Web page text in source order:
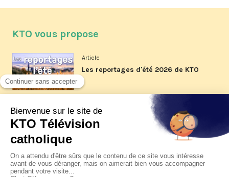
KTO vous propose
Article
Les reportages d'été 2026 de KTO
La visite pastorale du pape Léon
XIV à Assise à suivre sur KTO le
jeudi 6 août
Article
Le pape en Uruguay, Argentine et